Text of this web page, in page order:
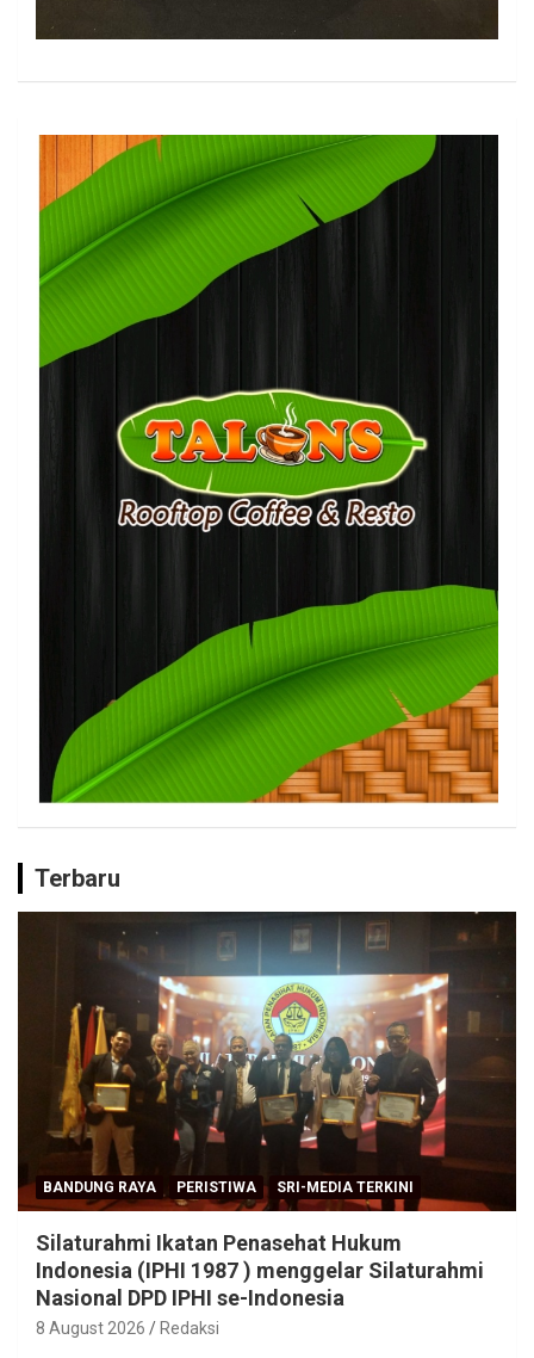
Terbaru
BANDUNG RAYA PERISTIWA SRI-MEDIA TERKINI
Silaturahmi Ikatan Penasehat Hukum
Indonesia (IPHI 1987 ) menggelar Silaturahmi
Nasional DPD IPHI se-Indonesia
8 August 2026 Redaksi